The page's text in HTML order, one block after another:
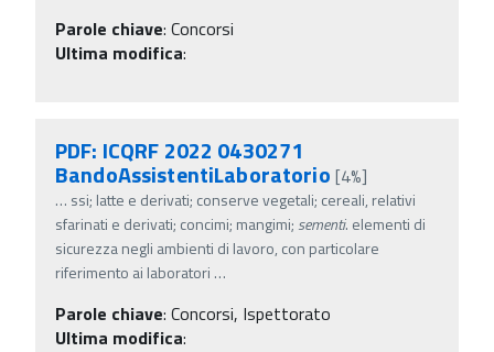
Parole chiave: Concorsi
Ultima modifica:
PDF: ICQRF 2022 0430271
BandoAssistentiLaboratorio [4%]
… ssi; latte e derivati; conserve vegetali; cereali, relativi
sfarinati e derivati; concimi; mangimi; sementi. elementi di
sicurezza negli ambienti di lavoro, con particolare
riferimento ai laboratori …
Parole chiave: Concorsi, Ispettorato
Ultima modifica: